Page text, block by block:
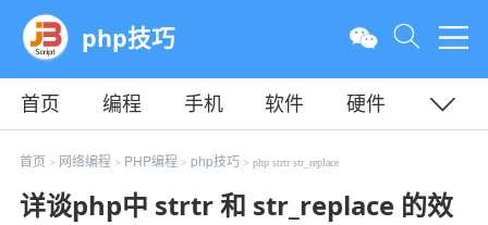
php技巧
首页 编程 手机 软件
硬件
教程
平面 服务器
首页 > 网络编程 > PHP编程 > php技巧 > php strtr str_replace
详谈php中 strtr 和 str_replace 的效